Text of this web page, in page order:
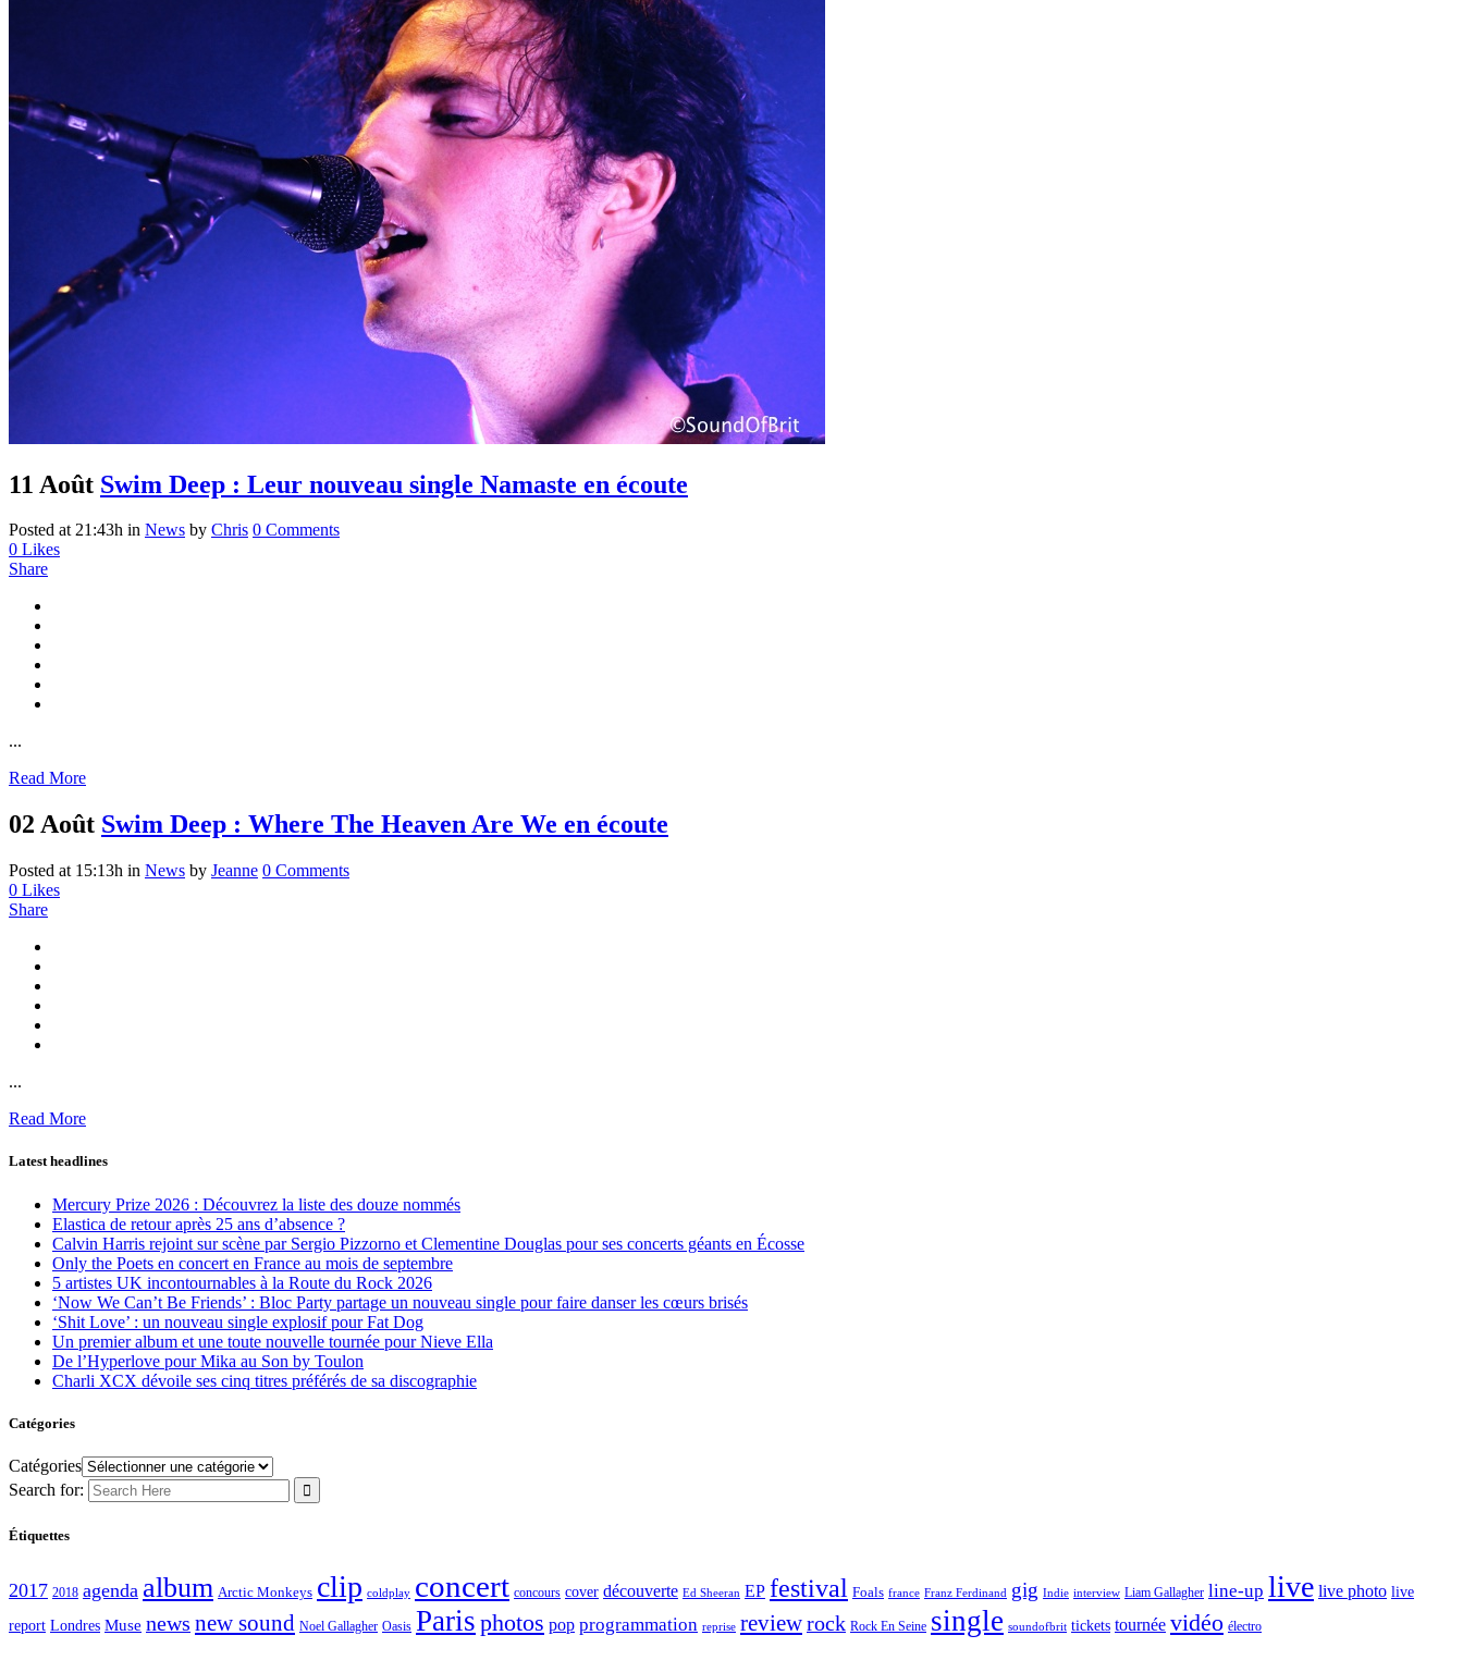
11 Août Swim Deep : Leur nouveau single Namaste en écoute
Posted at 21:43h in News by Chris 0 Comments
0 Likes
Share
...
Read More
02 Août Swim Deep : Where The Heaven Are We en écoute
Posted at 15:13h in News by Jeanne 0 Comments
0 Likes
Share
...
Read More
Latest headlines
Mercury Prize 2026 : Découvrez la liste des douze nommés
Elastica de retour après 25 ans d’absence ?
Calvin Harris rejoint sur scène par Sergio Pizzorno et Clementine Douglas pour ses concerts géants en Écosse
Only the Poets en concert en France au mois de septembre
5 artistes UK incontournables à la Route du Rock 2026
‘Now We Can’t Be Friends’ : Bloc Party partage un nouveau single pour faire danser les cœurs brisés
‘Shit Love’ : un nouveau single explosif pour Fat Dog
Un premier album et une toute nouvelle tournée pour Nieve Ella
De l’Hyperlove pour Mika au Son by Toulon
Charli XCX dévoile ses cinq titres préférés de sa discographie
Catégories
Catégories
Search for:
Étiquettes
2017 2018 agenda album Arctic Monkeys clip coldplay concert concours cover découverte Ed Sheeran EP festival Foals france Franz Ferdinand gig Indie interview Liam Gallagher line-up live live photo live
report Londres Muse news new sound Noel Gallagher Oasis Paris photos pop programmation reprise reviewrock Rock En Seine single soundofbrit tickets tournée vidéo électro